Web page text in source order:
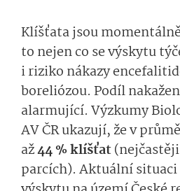
Klíšťata jsou
to nejen co se výskytu
i riziko nákazy
boreliózou. Podíl
alarmující. Výzkumy
AV ČR ukazují, že v
až44 % klíšťat
parcích). Aktuální